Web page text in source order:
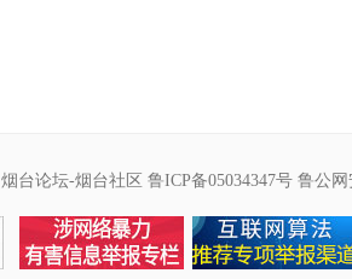
烟台论坛-烟台社区 鲁ICP备05034347号 鲁公网